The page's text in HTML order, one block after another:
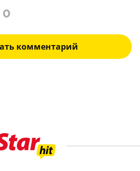
0
комментарий